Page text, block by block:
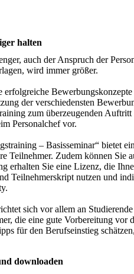
halten
auch der Anspruch der
wird immer größer.
erfolgreiche
der verschiedensten
zum überzeugenden
Personalchef vor.
– Basisseminar“ bietet
Teilnehmer. Zudem können Sie
erhalten Sie eine Lizenz, die
Teilnehmerskript nutzen und
sich vor allem an
die eine gute Vorbereitung vor
für den Berufseinstieg
downloaden